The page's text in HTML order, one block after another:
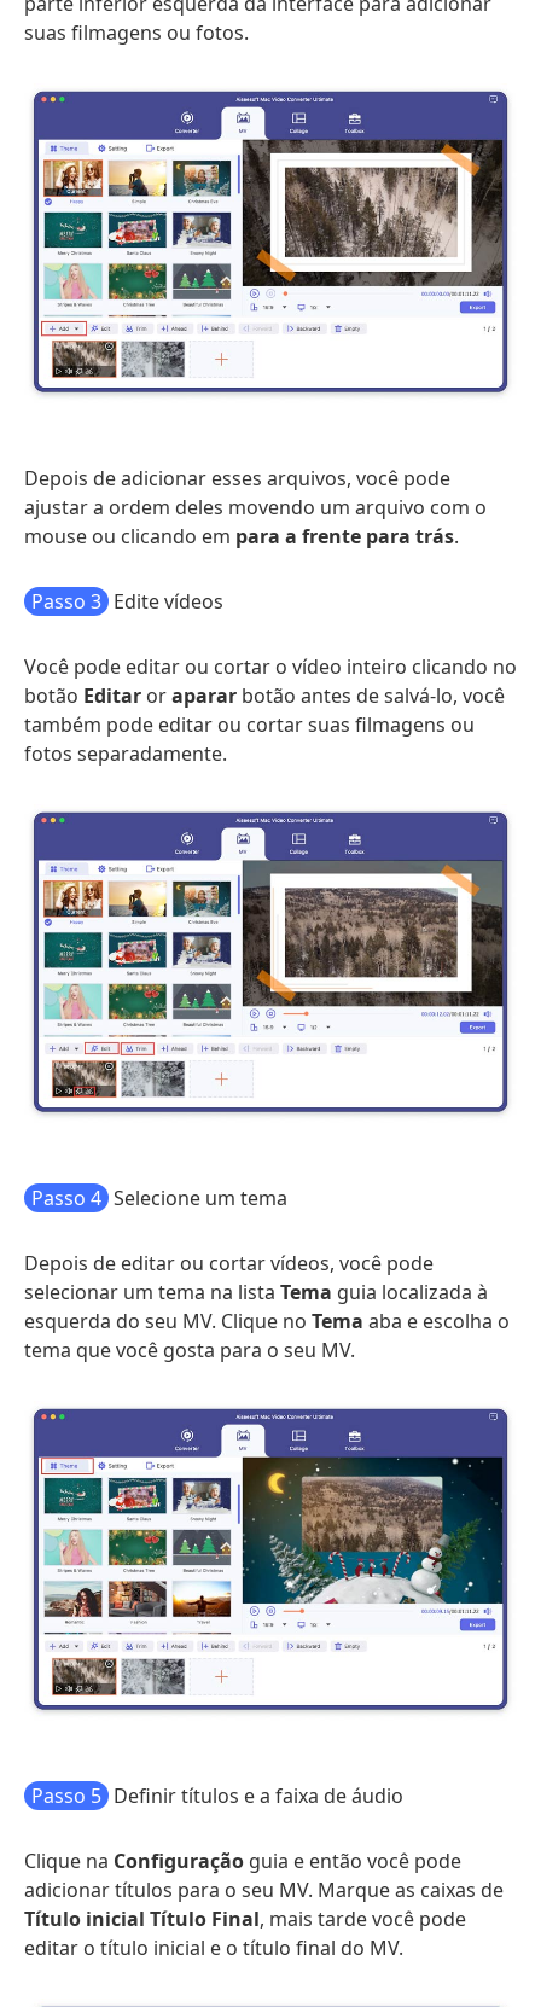
suas filmagens ou fotos.
Depois de adicionar esses arquivos, você pode
ajustar a ordem deles movendo um arquivo com o
mouse ou clicando em para a frente para trás.
Passo 3 Edite vídeos
Você pode editar ou cortar o vídeo inteiro clicando no
botão Editar oraparar botão antes de salvá-lo, você
também pode editar ou cortar suas filmagens ou
fotos separadamente.
Passo 4 Selecione um tema
Depois de editar ou cortar vídeos, você pode
selecionar um tema na lista Tema guia localizada à
esquerda do seu MV. Clique no Tema aba e escolha o
tema que você gosta para o seu MV.
Passo 5 Definir títulos e a faixa de áudio
Clique na Configuração guia e então você pode
adicionar títulos para o seu MV. Marque as caixas de
Título inicial Título Final, mais tarde você pode
editar o título inicial e o título final do MV.